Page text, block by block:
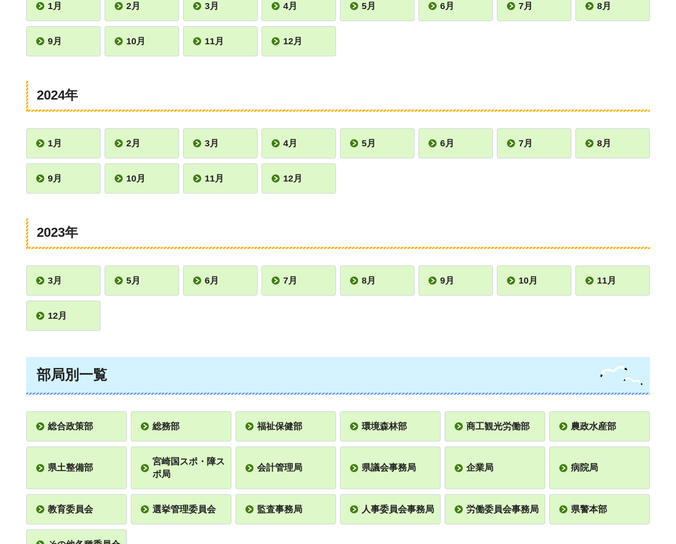
1月 2月 3月 4月 5月 6月 7月 8月
9月 10月 11月 12月
2024年
1月 2月 3月 4月 5月 6月 7月 8月
9月 10月 11月 12月
2023年
3月 5月 6月 7月 8月 9月 10月 11月
12月
部局別一覧
総合政策部 総務部 福祉保健部 環境森林部 商工観光労働部 農政水産部
県土整備部
宮崎国スポ・障ス
ポ局
会計管理局 県議会事務局 企業局 病院局
教育委員会 選挙管理委員会 監査事務局 人事委員会事務局 労働委員会事務局 県警本部